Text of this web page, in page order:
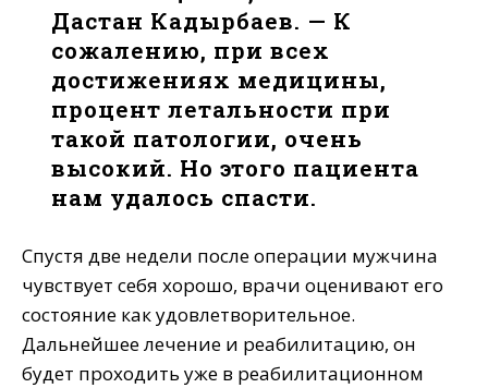
Дастан Кадырбаев. — К
сожалению, при всех
достижениях медицины,
процент летальности при
такой патологии, очень
высокий. Но этого пациента
нам удалось спасти.
Спустя две недели после операции мужчина
чувствует себя хорошо, врачи оценивают его
состояние как удовлетворительное.
Дальнейшее лечение и реабилитацию, он
будет проходить уже в реабилитационном